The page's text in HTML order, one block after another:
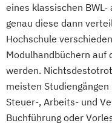
eines klassischen
genau diese dann
Hochschule
Modulhandbüchern auf
werden.
meisten
Steuer-, Arbeits- und
Buchführung oder